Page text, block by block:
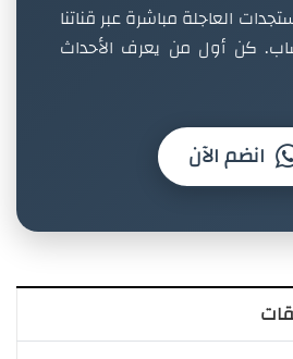
العاجلة مباشرة عبر قناتنا
كن أول من يعرف الأحداث
انضم الآن